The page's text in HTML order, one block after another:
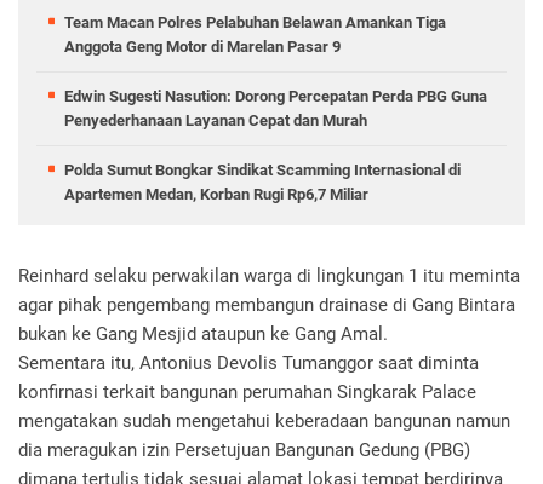
Team Macan Polres Pelabuhan Belawan Amankan Tiga
Anggota Geng Motor di Marelan Pasar 9
Edwin Sugesti Nasution: Dorong Percepatan Perda PBG Guna
Penyederhanaan Layanan Cepat dan Murah
Polda Sumut Bongkar Sindikat Scamming Internasional di
Apartemen Medan, Korban Rugi Rp6,7 Miliar
Reinhard selaku perwakilan warga di lingkungan 1 itu meminta
agar pihak pengembang membangun drainase di Gang Bintara
bukan ke Gang Mesjid ataupun ke Gang Amal.
Sementara itu, Antonius Devolis Tumanggor saat diminta
konfirnasi terkait bangunan perumahan Singkarak Palace
mengatakan sudah mengetahui keberadaan bangunan namun
dia meragukan izin Persetujuan Bangunan Gedung (PBG)
dimana tertulis tidak sesuai alamat lokasi tempat berdirinya